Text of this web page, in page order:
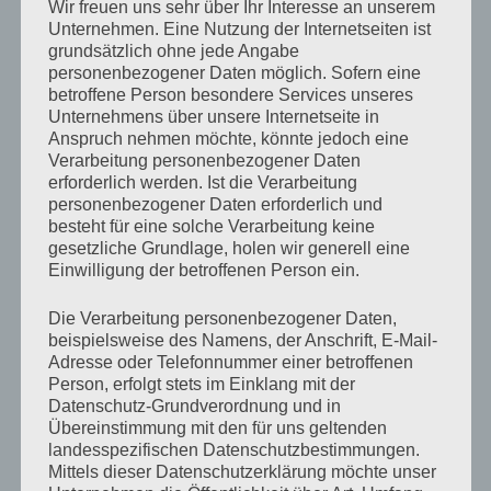
Hessischer Friedenspreis für Ilwad Elman
13. Februar 2023, Frankfurter Allgemeine Zeitung
Zum Beitrag
Wie der Krieg die ukrainische Nation geeint hat
13. Februar 2023, Augsburger Allgemeine
Zum Beitrag
Wahlrecht: Expertenstreit
13. Februar 2023, Das Parlament
Zum Beitrag
Documenta 15 trivialized antisemitism, report finds
10. Februar 2023, Deutsche Welle
Zum Beitrag(englisch)
Zum Beitrag(deutsch)
«Verbote gehen zu weit» – Eingriffe in die
Kunstfreiheit können sich rächen
Wir freuen uns sehr über Ihr Interesse an unserem
Unternehmen. Eine Nutzung der Internetseiten ist
grundsätzlich ohne jede Angabe
personenbezogener Daten möglich. Sofern eine
betroffene Person besondere Services unseres
Unternehmens über unsere Internetseite in
Anspruch nehmen möchte, könnte jedoch eine
Verarbeitung personenbezogener Daten
erforderlich werden. Ist die Verarbeitung
personenbezogener Daten erforderlich und
besteht für eine solche Verarbeitung keine
gesetzliche Grundlage, holen wir generell eine
Einwilligung der betroffenen Person ein.
Die Verarbeitung personenbezogener Daten,
beispielsweise des Namens, der Anschrift, E-Mail-
Adresse oder Telefonnummer einer betroffenen
Person, erfolgt stets im Einklang mit der
Datenschutz-Grundverordnung und in
Übereinstimmung mit den für uns geltenden
landesspezifischen Datenschutzbestimmungen.
Mittels dieser Datenschutzerklärung möchte unser